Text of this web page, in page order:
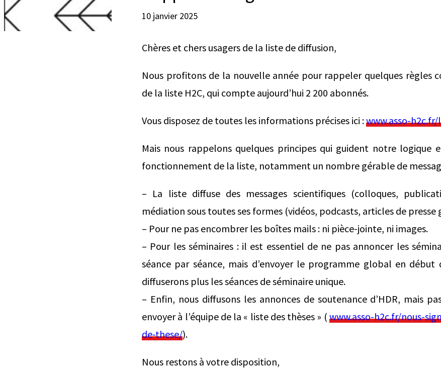
10 janvier 2025
Chères et chers usagers de la liste de diffusion,
Nous profitons de la nouvelle année pour rappeler quelques règles
de la liste H2C, qui compte aujourd’hui 2 200 abonnés.
Vous disposez de toutes les informations précises ici :www.asso-
Mais nous rappelons quelques principes qui guident notre logique
fonctionnement de la liste, notamment un nombre gérable de
– La liste diffuse des messages scientifiques (colloques,
médiation sous toutes ses formes (vidéos, podcasts, articles de presse
– Pour ne pas encombrer les boîtes mails : ni pièce-jointe, ni images.
– Pour les séminaires : il est essentiel de ne pas annoncer les
séance par séance, mais d’envoyer le programme global en début
diffuserons plus les séances de séminaire unique.
– Enfin, nous diffusons les annonces de soutenance d’HDR, mais
envoyer à l’équipe de la « liste des thèses » ( www.asso-h2c.fr/nous-
de-these/).
Nous restons à votre disposition,